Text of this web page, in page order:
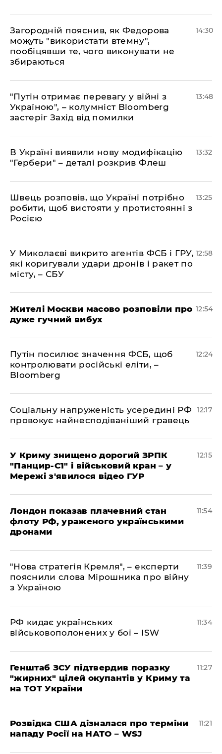
Загородній пояснив, як Федорова
можуть "використати втемну",
пообіцявши те, чого виконувати не
збираються
14:30
"Путін отримає перевагу у війні з
Україною", – колумніст Bloomberg
застеріг Захід від помилки
13:48
В Україні виявили нову модифікацію
"Гербери" – деталі розкрив Флеш
13:32
Швець розповів, що Україні потрібно
робити, щоб вистояти у протистоянні з
Росією
13:25
У Миколаєві викрито агентів ФСБ і ГРУ,
які коригували удари дронів і ракет по
місту, – СБУ
12:58
Жителі Москви масово розповіли про
дуже гучний вибух
12:54
Путін посилює значення ФСБ, щоб
контролювати російські еліти, –
Bloomberg
12:24
Соціальну напруженість усередині РФ
провокує найнесподіваніший гравець
12:17
У Криму знищено дорогий ЗРПК
"Панцир-С1" і військовий кран – у
Мережі з'явилося відео ГУР
12:15
Лондон показав плачевний стан
флоту РФ, ураженого українськими
дронами
11:54
"Нова стратегія Кремля", – експерти
пояснили слова Мірошника про війну
з Україною
11:39
РФ кидає українських
військовополонених у бої – ISW
11:34
Генштаб ЗСУ підтвердив поразку
"жирних" цілей окупантів у Криму та
на ТОТ України
11:27
Розвідка США дізналася про терміни
нападу Росії на НАТО – WSJ
11:21